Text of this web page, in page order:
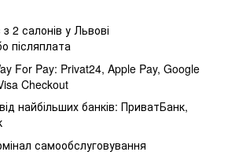
2 салонів у Львові
післяплата
For Pay: Privat24, Apple Pay, Google
Checkout
найбільших банків: ПриватБанк,
самообслуговування